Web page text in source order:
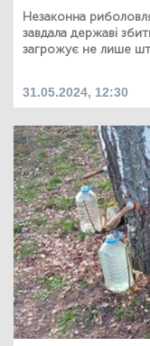
Незаконна
завдала державі
загрожує не лише
31.05.2024, 12:30